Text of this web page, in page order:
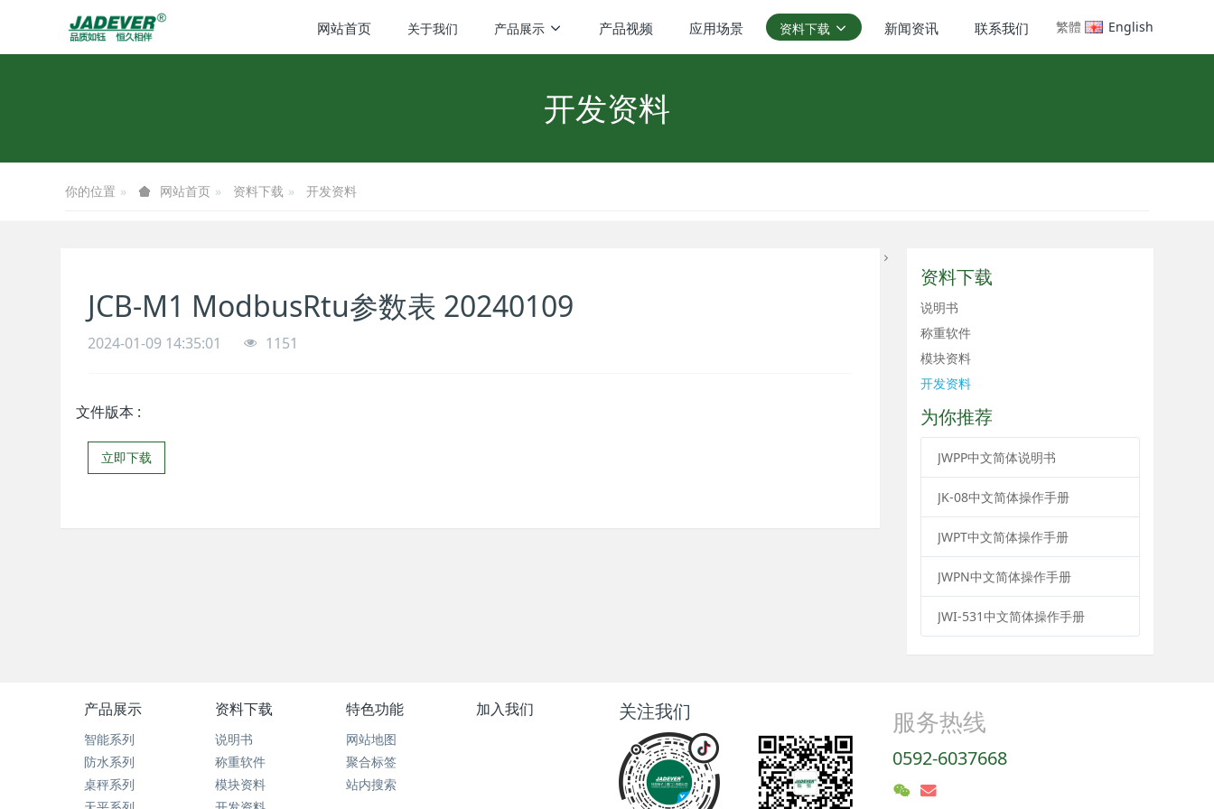
网站首页 关于我们 产品展示 产品视频 应用场景 资料下载 新闻资讯 联系我们 繁體 English
开发资料
你的位置 网站首页 资料下载 开发资料
JCB-M1 ModbusRtu参数表 20240109
2024-01-09 14:35:01 1151
文件版本 :
立即下载
资料下载
说明书
称重软件
模块资料
开发资料
为你推荐
JWPP中文简体说明书
JK-08中文简体操作手册
JWPT中文简体操作手册
JWPN中文简体操作手册
JWI-531中文简体操作手册
产品展示
智能系列
防水系列
桌秤系列
资料下载
说明书
称重软件
模块资料
特色功能
网站地图
聚合标签
站内搜索
加入我们 关注我们 服务热线
0592-6037668